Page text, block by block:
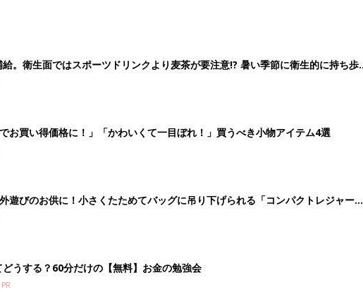
。衛生面ではスポーツドリンクより麦茶が要注意!? 暑い季節に衛生的に持ち歩
？【専門家監修】
お買い得価格に！」「かわいくて一目ぼれ！」買うべき小物アイテム4選
外遊びのお供に！小さくたためてバッグに吊り下げられる「コンパクトレジャーシ
うする？60分だけの【無料】お金の勉強会